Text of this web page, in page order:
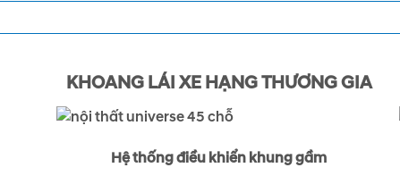
KHOANG LÁI XE HẠNG THƯƠNG GIA
Hệ thống điều khiển khung gầm